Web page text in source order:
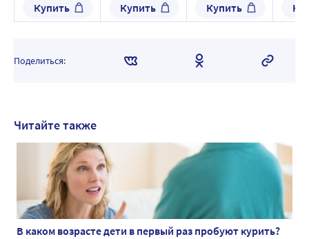
оболочкой
Купить
пленочной
оболочкой
Купить
оболочкой
Купить
Поделиться:
Читайте также
В каком возрасте дети в первый раз пробуют курить?